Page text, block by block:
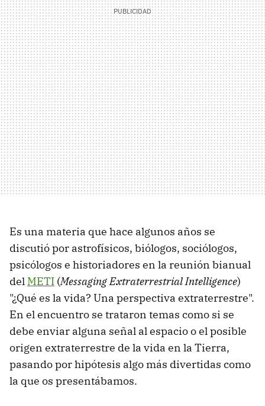
Es una materia que hace algunos años se
discutió por astrofísicos, biólogos, sociólogos,
psicólogos e historiadores en la reunión bianual
del METI (Messaging Extraterrestrial Intelligence)
"¿Qué es la vida? Una perspectiva extraterrestre".
En el encuentro se trataron temas como si se
debe enviar alguna señal al espacio o el posible
origen extraterrestre de la vida en la Tierra,
pasando por hipótesis algo más divertidas como
la que os presentábamos.